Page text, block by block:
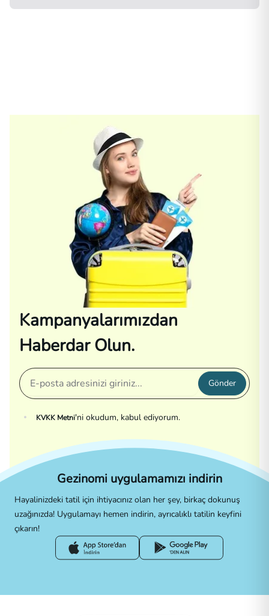
Kampanyalarımızdan
Haberdar Olun.
Gönder
KVKK Metni'ni okudum, kabul ediyorum.
Gezinomi uygulamamızı indirin
Hayalinizdeki tatil için ihtiyacınız olan her şey, birkaç dokunuş
uzağınızda! Uygulamayı hemen indirin, ayrıcalıklı tatilin keyfini
çıkarın!